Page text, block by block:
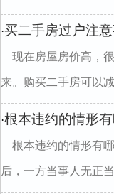
·买二手房过户注
现在房屋房价高，
来。购买二手房可以
·根本违约的情形
根本违约的情形有
后，一方当事人无正